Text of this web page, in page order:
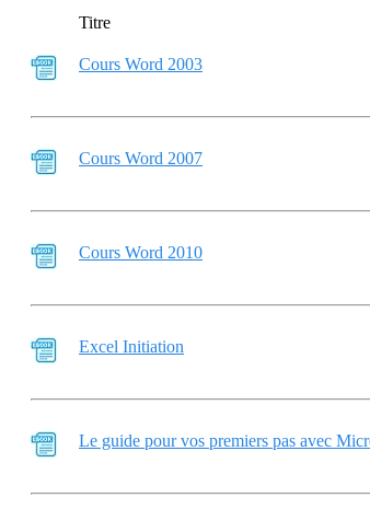
Titre
Cours Word 2003
Cours Word 2007
Cours Word 2010
Excel Initiation
Le guide pour vos premiers pas avec